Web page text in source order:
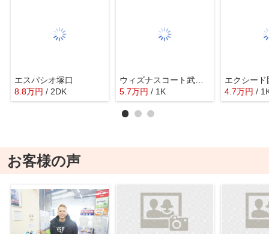
エスパシオ塚口
8.8万円 / 2DK
ウィズナスコート武庫之荘
5.7万円 / 1K
エクシー
4.7万円 /
お客様の声